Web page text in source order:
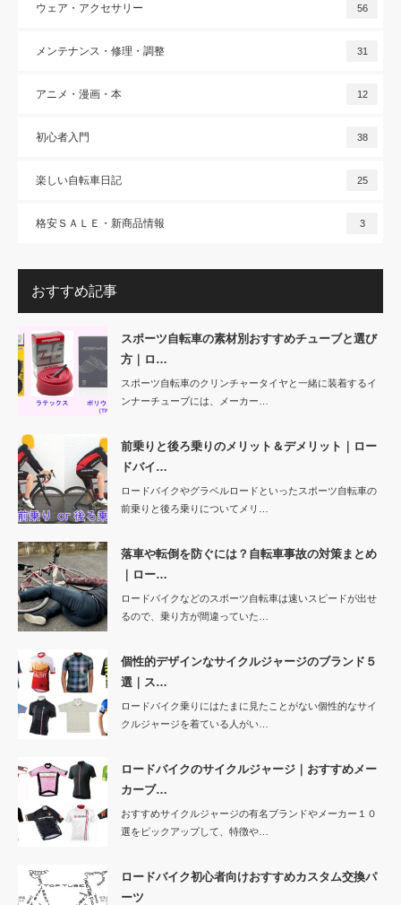
ウェア・アクセサリー 56
メンテナンス・修理・調整 31
アニメ・漫画・本 12
初心者入門 38
楽しい自転車日記 25
格安ＳＡＬＥ・新商品情報 3
おすすめ記事
スポーツ自転車の素材別おすすめチューブと選び
方｜ロ…
スポーツ自転車のクリンチャータイヤと一緒に装着するイ
ンナーチューブには、メーカー…
前乗りと後ろ乗りのメリット＆デメリット｜ロー
ドバイ…
ロードバイクやグラベルロードといったスポーツ自転車の
前乗りと後ろ乗りについてメリ…
落車や転倒を防ぐには？自転車事故の対策まとめ
｜ロー…
ロードバイクなどのスポーツ自転車は速いスピードが出せ
るので、乗り方が間違っていた…
個性的デザインなサイクルジャージのブランド５
選｜ス…
ロードバイク乗りにはたまに見たことがない個性的なサイ
クルジャージを着ている人がい…
ロードバイクのサイクルジャージ｜おすすめメー
カーブ…
おすすめサイクルジャージの有名ブランドやメーカー１０
選をピックアップして、特徴や…
ロードバイク初心者向けおすすめカスタム交換パ
ーツ